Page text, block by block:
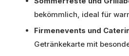
bekömmlich, ideal für
Firmenevents und
Getränkekarte mit